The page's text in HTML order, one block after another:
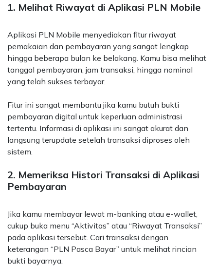
1. Melihat Riwayat di Aplikasi PLN Mobile
Aplikasi PLN Mobile menyediakan fitur riwayat
pemakaian dan pembayaran yang sangat lengkap
hingga beberapa bulan ke belakang. Kamu bisa melihat
tanggal pembayaran, jam transaksi, hingga nominal
yang telah sukses terbayar.
Fitur ini sangat membantu jika kamu butuh bukti
pembayaran digital untuk keperluan administrasi
tertentu. Informasi di aplikasi ini sangat akurat dan
langsung terupdate setelah transaksi diproses oleh
sistem.
2. Memeriksa Histori Transaksi di Aplikasi
Pembayaran
Jika kamu membayar lewat m-banking atau e-wallet,
cukup buka menu “Aktivitas” atau “Riwayat Transaksi”
pada aplikasi tersebut. Cari transaksi dengan
keterangan “PLN Pasca Bayar” untuk melihat rincian
bukti bayarnya.